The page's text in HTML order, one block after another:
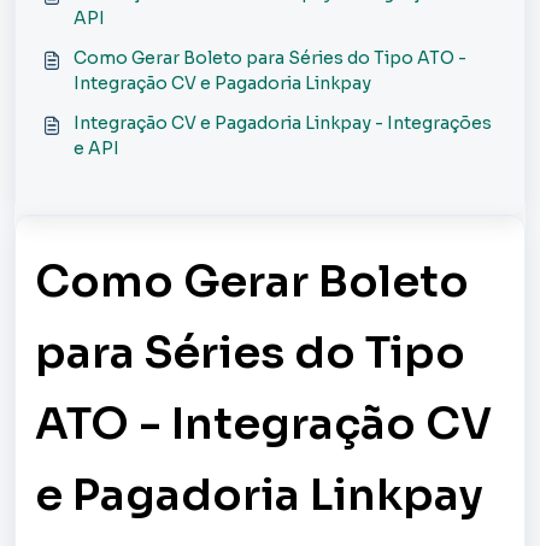
API
Como Gerar Boleto para Séries do Tipo ATO -
Integração CV e Pagadoria Linkpay
Integração CV e Pagadoria Linkpay - Integrações
e API
Como Gerar Boleto
para Séries do Tipo
ATO - Integração CV
e Pagadoria Linkpay